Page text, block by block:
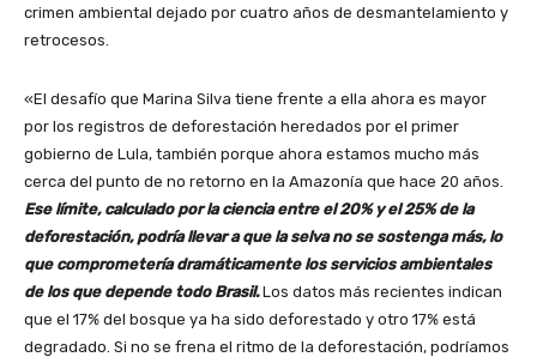
crimen ambiental dejado por cuatro años de desmantelamiento y
retrocesos.
«El desafío que Marina Silva tiene frente a ella ahora es mayor
por los registros de deforestación heredados por el primer
gobierno de Lula, también porque ahora estamos mucho más
cerca del punto de no retorno en la Amazonía que hace 20 años.
Ese límite, calculado por la ciencia entre el 20% y el 25% de la
deforestación, podría llevar a que la selva no se sostenga más, lo
que comprometería dramáticamente los servicios ambientales
de los que depende todo Brasil. Los datos más recientes indican
que el 17% del bosque ya ha sido deforestado y otro 17% está
degradado. Si no se frena el ritmo de la deforestación, podríamos